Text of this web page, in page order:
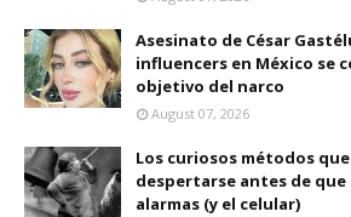
Asesinato de César
influencers en México se
objetivo del narco
August 07, 2026
Los curiosos métodos
despertarse antes de
alarmas (y el celular)